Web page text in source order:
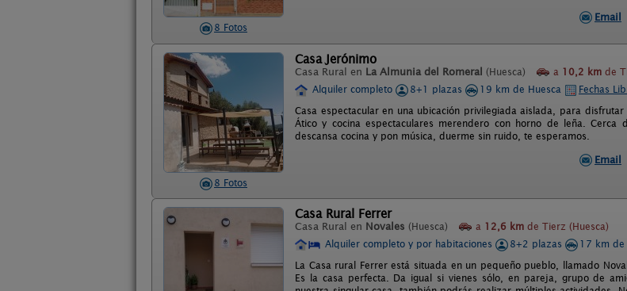
8 Fotos
Email
8 Fotos
Casa Jerónimo
Casa Rural en La Almunia del Romeral (Huesca) a 10,2 km de
Alquiler completo
8+1 plazas 19 km de Huesca
Fechas
Casa espectacular en una ubicación privilegiada aislada, para
Ático y cocina espectaculares merendero con horno de leña.
descansa cocina y pon música, duerme sin ruido, te esperamos.
Email
Casa Rural Ferrer
Casa Rural en Novales (Huesca) a 12,6 km de Tierz (Huesca)
Alquiler completo y por habitaciones
8+2 plazas
17 km de
La Casa rural Ferrer está situada en un pequeño pueblo, llamado
Es la casa perfecta. Da igual si vienes sólo, en pareja, grupo de